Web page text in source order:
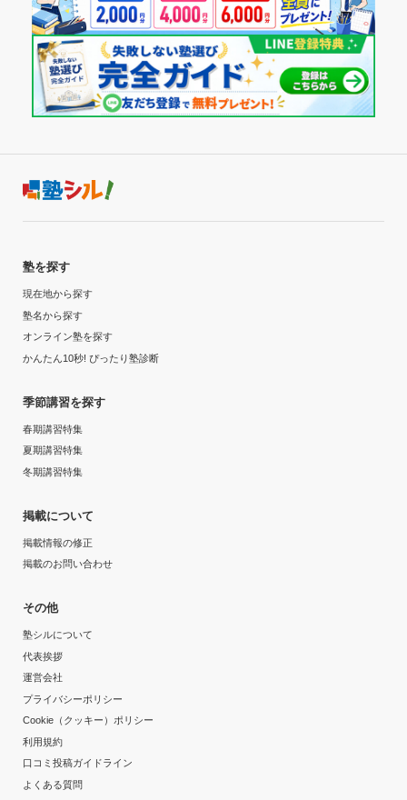
塾を探す
現在地から探す
塾名から探す
オンライン塾を探す
かんたん10秒! ぴったり塾診断
季節講習を探す
春期講習特集
夏期講習特集
冬期講習特集
掲載について
掲載情報の修正
掲載のお問い合わせ
その他
塾シルについて
代表挨拶
運営会社
プライバシーポリシー
Cookie（クッキー）ポリシー
利用規約
口コミ投稿ガイドライン
よくある質問